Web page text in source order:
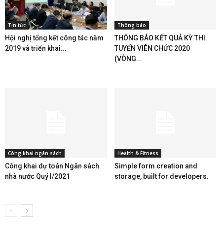
Tin tức
Hội nghị tổng kết công tác năm
2019 và triển khai...
Thông báo
THÔNG BÁO KẾT QUẢ KỲ THI
TUYỂN VIÊN CHỨC 2020
(VÒNG...
Công khai ngân sách
Công khai dự toán Ngân sách
nhà nước Quý I/2021
Health & Fitness
Simple form creation and
storage, built for developers.